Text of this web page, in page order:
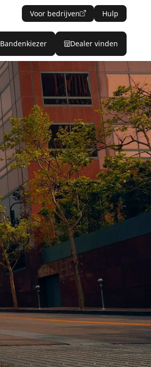
Voor bedrijven Hulp
Bandenkiezer Dealer vinden